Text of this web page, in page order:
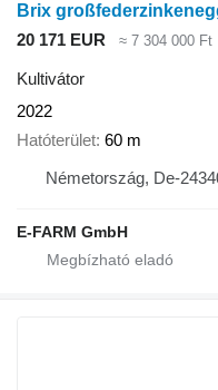
Brix
20 171 EUR
≈ 7 304 000 Ft
Kultivátor
2022
Hatóterület 60 m
Németország, De-
E-FARM GmbH